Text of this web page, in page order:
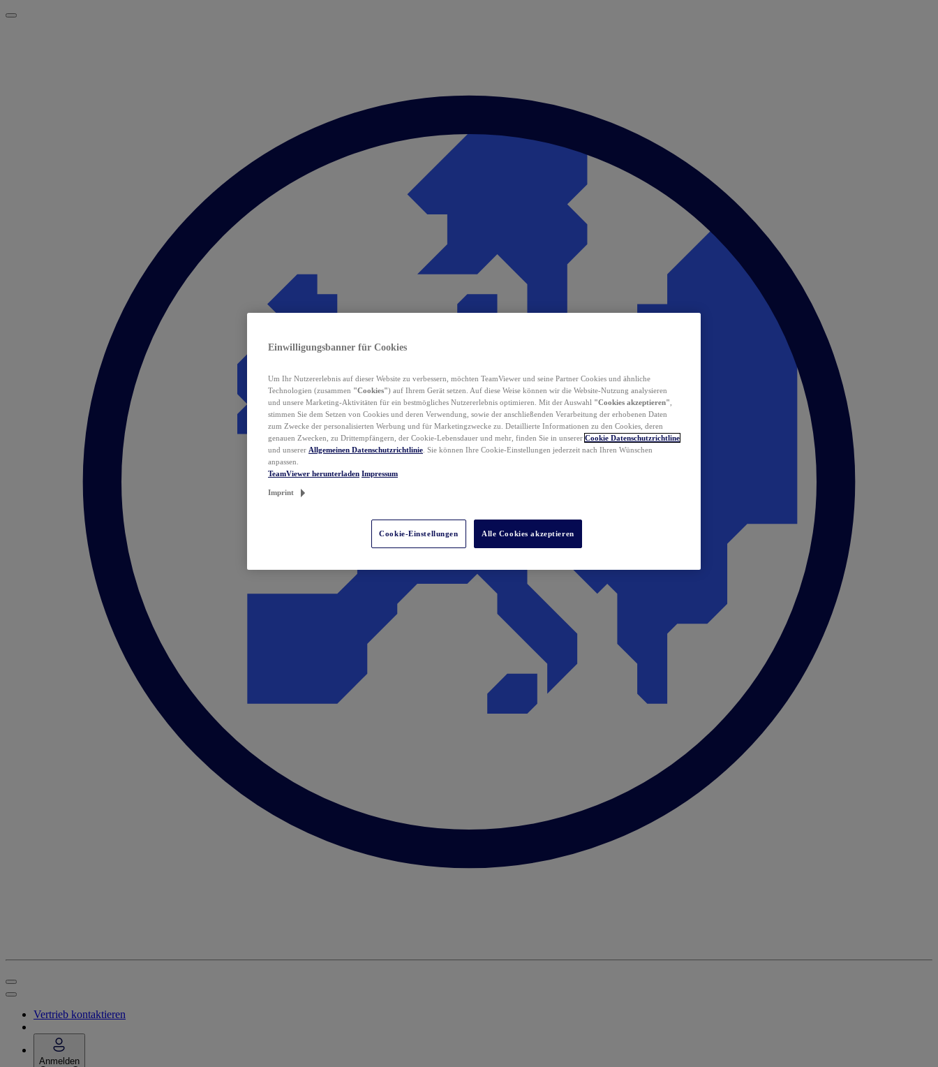
Vertrieb kontaktieren
Anmelden
Einwilligungsbanner für Cookies
Um Ihr Nutzererlebnis auf dieser Website zu verbessern, möchten TeamViewer und seine Partner Cookies und ähnliche
Technologien (zusammen "Cookies") auf Ihrem Gerät setzen. Auf diese Weise können wir die Website-Nutzung analysieren
und unsere Marketing-Aktivitäten für ein bestmögliches Nutzererlebnis optimieren. Mit der Auswahl "Cookies akzeptieren"
stimmen Sie dem Setzen von Cookies und deren Verwendung, sowie der anschließenden Verarbeitung der erhobenen Daten
zum Zwecke der personalisierten Werbung und für Marketingzwecke zu. Detaillierte Informationen zu den Cookies, deren
genauen Zwecken, zu Drittempfängern, der Cookie-Lebensdauer und mehr, finden Sie in unserer Cookie Datenschutzrichtline
und unserer Allgemeinen Datenschutzrichtlinie . Sie können Ihre Cookie-Einstellungen jederzeit nach Ihren Wünschen
anpassen.
TeamViewer herunterladen Impressum
Imprint
Cookie-Einstellungen Alle Cookies akzeptieren